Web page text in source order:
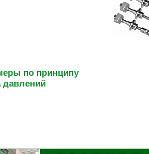
по принципу
давлений